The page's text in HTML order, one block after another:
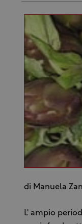
di Manuela
L' ampio